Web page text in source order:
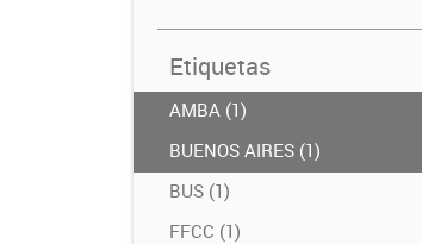
Etiquetas
AMBA (1)
BUENOS AIRES (1)
BUS (1)
FFCC (1)